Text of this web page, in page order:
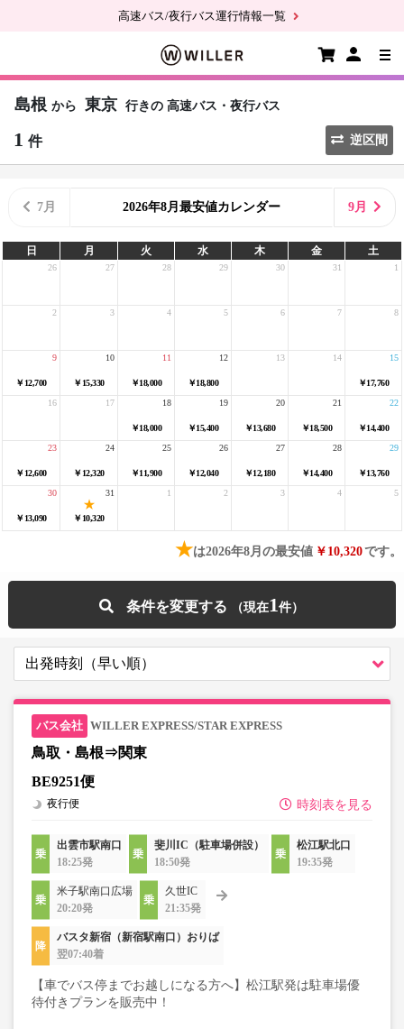
高速バス/夜行バス運行情報一覧
島根 から 東京 行きの 高速バス・夜行バス
1 件 逆区間
7月 2026年8月最安値カレンダー 9月
日 月 火 水 木 金 土
26 27 28 29 30 31 1
2 3 4 5 6 7 8
￥12,700
9
￥15,330
10
￥18,000
11
￥18,800
12 13 14
￥17,760
15
16 17
￥18,000
18
￥15,400
19
￥13,680
20
￥18,500
21
￥14,400
22
￥12,600
23
￥12,320
24
￥11,900
25
￥12,040
26
￥12,180
27
￥14,400
28
￥13,760
29
￥13,090
30
￥10,320
31 1 2 3 4 5
★は2026年8月の最安値 ￥10,320です。
条件を変更する 1
WILLER EXPRESS/STAR EXPRESS
鳥取・島根⇒関東
BE9251便
時刻表を見る
夜行便
出雲市駅南口
18:25発
斐川IC（駐車場併設）
18:50発
松江駅北口
19:35発
米子駅南口広場
20:20発
久世IC
21:35発
バスタ新宿（新宿駅南口）おりば
翌07:40着
【車でバス停までお越しになる方へ】松江駅発は駐車場優
待付きプランを販売中！